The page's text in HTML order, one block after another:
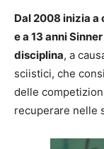
Dal 2008 inizia
e a 13 anni
disciplina, a
sciistici, che
delle
recuperare nelle